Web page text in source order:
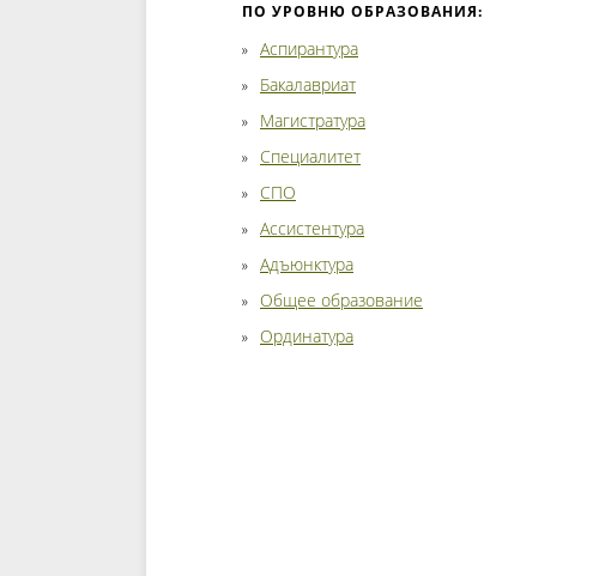
ПО УРОВНЮ ОБРАЗОВАНИЯ:
Аспирантура
Бакалавриат
Магистратура
Специалитет
СПО
Ассистентура
Адъюнктура
Общее образование
Ординатура